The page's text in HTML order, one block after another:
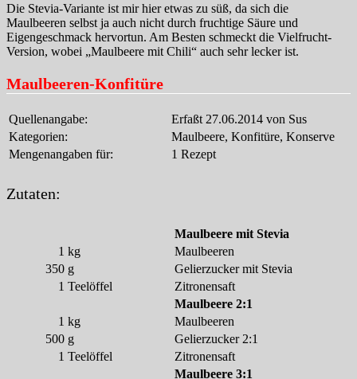
Die Stevia-Variante ist mir hier etwas zu süß, da sich die
Maulbeeren selbst ja auch nicht durch fruchtige Säure und
Eigengeschmack hervortun. Am Besten schmeckt die Vielfrucht-
Version, wobei „Maulbeere mit Chili“ auch sehr lecker ist.
Maulbeeren-Konfitüre
Quellenangabe:
Erfaßt 27.06.2014 von Sus
Kategorien:
Maulbeere, Konfitüre, Konserve
Mengenangaben für:
1 Rezept
Zutaten:
Maulbeere mit Stevia
1 kg
Maulbeeren
350 g
Gelierzucker mit Stevia
1 Teelöffel
Zitronensaft
Maulbeere 2:1
1 kg
Maulbeeren
500 g
Gelierzucker 2:1
1 Teelöffel
Zitronensaft
Maulbeere 3:1